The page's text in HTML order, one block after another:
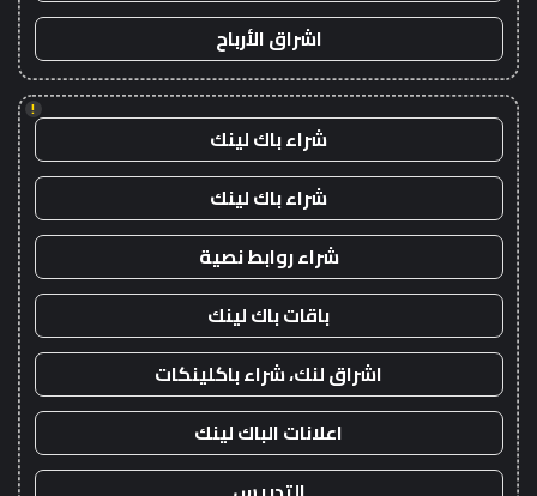
اشراق الأرباح
!
شراء باك لينك
شراء باك لينك
شراء روابط نصية
باقات باك لينك
اشراق لنك، شراء باكلينكات
اعلانات الباك لينك